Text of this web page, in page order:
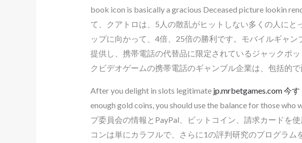
book icon is basically a gracious Deceased picture lookin
て、クアトロは、5人の散乱がヒットしない多くの人に
ップに向かって、4倍、25倍の勝利です。モバイルギャ
提供し、携帯電話の代替品に限定されているジャックポ
クビデオゲームの携帯電話のギャンブル企業は、包括的
After you delight in slots legitimate jp.mrbetgames.com 今
enough gold coins, you should use the balance for those
プ委員会の情報とPayPal、ビットコイン、請求カードを
コンは単にカラフルで、さらに1の評判研究のプログラ